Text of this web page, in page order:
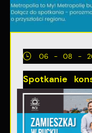
06 - 08 -
Spotkanie
powołaniu
w